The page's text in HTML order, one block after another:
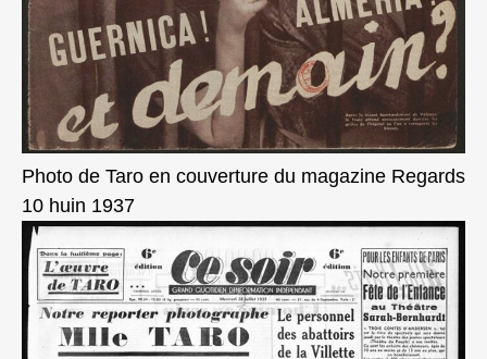
Photo de Taro en couverture du magazine Regards
10 huin 1937